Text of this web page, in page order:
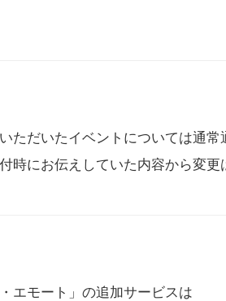
だいたイベントについては通常
にお伝えしていた内容から変更
エモート」の追加サービスは